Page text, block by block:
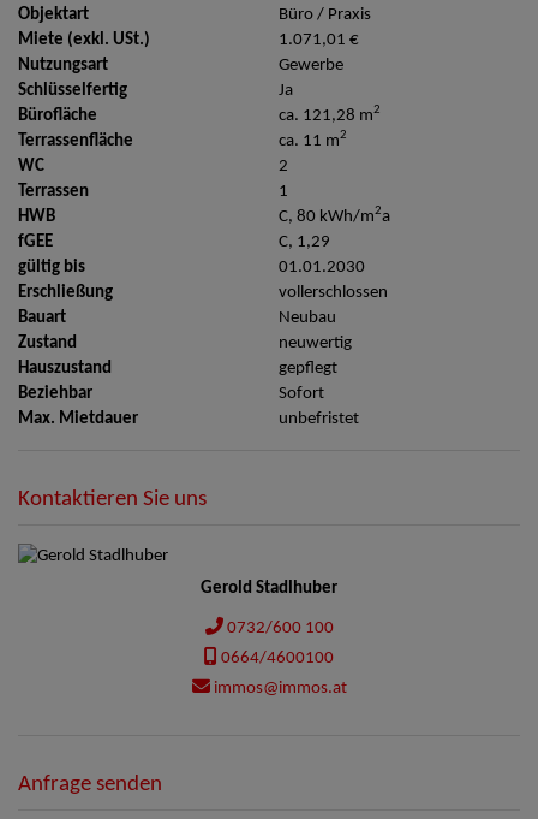
Objektart
Büro / Praxis
Miete (exkl. USt.)
1.071,01 €
Nutzungsart
Gewerbe
Schlüsselfertig
Ja
Bürofläche
ca. 121,28 m2
Terrassenfläche ca. 11 m2
WC
2
Terrassen
1
HWB
C, 80 kWh/m2a
fGEE
C, 1,29
gültig bis
01.01.2030
Erschließung
vollerschlossen
Bauart
Neubau
Zustand
neuwertig
Hauszustand
gepflegt
Beziehbar
Sofort
Max. Mietdauer
unbefristet
Kontaktieren Sie uns
Gerold Stadlhuber
0732/600 100
0664/4600100
immos@immos.at
Anfrage senden